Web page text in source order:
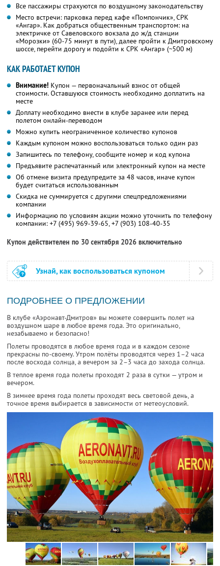
Все пассажиры страхуются по воздушному законодательству
Место встречи: парковка перед кафе «Помпончик», СРК
«Ангар». Как добраться общественным транспортом: на
электричке от Савеловского вокзала до ж/д станции
«Морозки» (60-75 минут в пути), далее пройти к Дмитровскому
шоссе, перейти дорогу и подойти к СРК «Ангар» (~500 м)
КАК РАБОТАЕТ КУПОН
Внимание! Купон — первоначальный взнос от общей
стоимости. Оставшуюся стоимость необходимо доплатить на
месте
Доплату необходимо внести в клубе заранее или перед
полетом онлайн-переводом
Можно купить неограниченное количество купонов
Каждым купоном можно воспользоваться только один раз
Запишитесь по телефону, сообщите номер и код купона
Предъявите распечатанный или электронный купон на месте
Об отмене визита предупредите за 48 часов, иначе купон
будет считаться использованным
Скидка не суммируется с другими спецпредложениями
компании
Информацию по условиям акции можно уточнить по телефону
компании: +7 (495) 969-39-65, +7 (903) 108-40-35
Купон действителен по 30 сентября 2026 включительно
Узнай, как воспользоваться купоном
ПОДРОБНЕЕ О ПРЕДЛОЖЕНИИ
В клубе «Аэронавт-Дмитров» вы можете совершить полет на
воздушном шаре в любое время года. Это оригинально,
незабываемо и безопасно!
Полеты проводятся в любое время года и в каждом сезоне
прекрасны по-своему. Утром полёты проводятся через 1–2 часа
после восхода солнца, а вечером за 2–3 часа до захода солнца.
В теплое время года полеты проходят 2 раза в сутки — утром и
вечером.
В зимнее время года полеты проходят весь световой день, а
точное время выбирается в зависимости от метеоусловий.